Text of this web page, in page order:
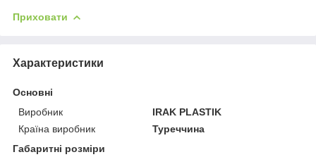
Приховати
Характеристики
Основні
Виробник
IRAK PLASTIK
Країна виробник
Туреччина
Габаритні розміри